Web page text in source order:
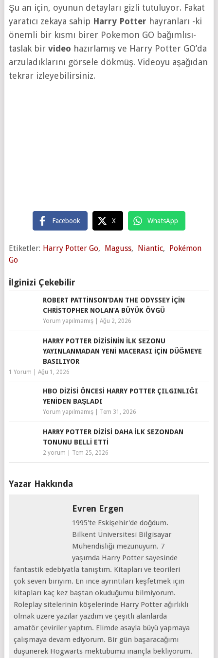
Şu an için, oyunun detayları gizli tutuluyor. Fakat
yaratıcı zekaya sahip Harry Potter hayranları -ki
önemli bir kısmı birer Pokemon GO bağımlısı-
taslak bir video hazırlamış ve Harry Potter GO’da
arzuladıklarını görsele dökmüş. Videoyu aşağıdan
tekrar izleyebilirsiniz.
Facebook X WhatsApp
Etiketler: Harry Potter Go, Maguss, Niantic,
Pokémon
Go
İlginizi Çekebilir
ROBERT PATTINSON’DAN THE ODYSSEY IÇIN
CHRISTOPHER NOLAN’A BÜYÜK ÖVGÜ
Yorum yapılmamış| Ağu 2, 2026
HARRY POTTER DIZISININ İLK SEZONU
YAYINLANMADAN YENI MACERASI IÇIN DÜĞMEYE
BASILIYOR
1 Yorum Ağu 1, 2026
HBO DIZISI ÖNCESI HARRY POTTER ÇILGINLIĞI
YENIDEN BAŞLADI
Yorum yapılmamış| Tem 31, 2026
HARRY POTTER DIZISI DAHA İLK SEZONDAN
TONUNU BELLI ETTI
2 yorum Tem 25, 2026
Yazar Hakkında
Evren Ergen
1995'te Eskişehir'de doğdum.
Bilkent Üniversitesi Bilgisayar
Mühendisliği mezunuyum. 7
yaşımda Harry Potter sayesinde
fantastik edebiyatla tanıştım. Kitapları ve teorileri
çok seven biriyim. En ince ayrıntıları keşfetmek için
kitapları kaç kez baştan okuduğumu bilmiyorum.
Roleplay sitelerinin köşelerinde Harry Potter ağırlıklı
olmak üzere yazılar yazdım ve çeşitli alanlarda
amatör çeviriler yaptım. Elimde asayla büyü yapmaya
çalışmaya devam ediyorum. Bir gün başaracağımı
düşünerek Hogwarts mektubumu inançla bekliyorum.